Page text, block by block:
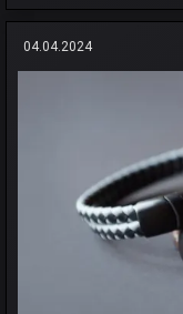
04.04.2024